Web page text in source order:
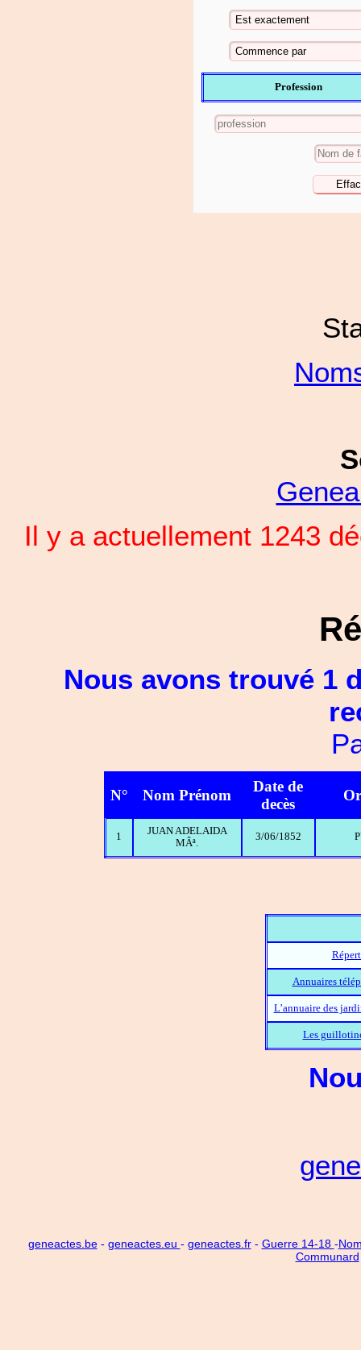
Profession
Il y a actuellement 1243
Nous avons trouvé 1
N° Nom Prénom
Date de
decès
1
JUAN ADELAIDA
MÂª.
3/06/1852
Annuaires
L’annuaire des
Les
geneactes.be- geneactes.eu - geneactes.fr- Guerre 14-18 -
Communard